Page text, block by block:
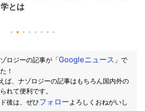
とは
ロジーの記事が「Googleニュース 」で
！
ば、ナゾロジーの記事はもちろん国内外の
れて便利です。
後は、ぜひフォローよろしくおねがいし